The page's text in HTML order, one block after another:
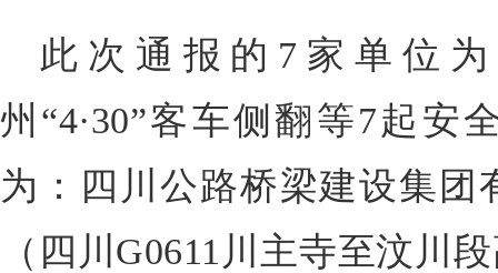
此次通报的7家单位
州“4·30”客车侧翻等7起安
为：四川公路桥梁建设集团
（四川G0611川主寺至汶川